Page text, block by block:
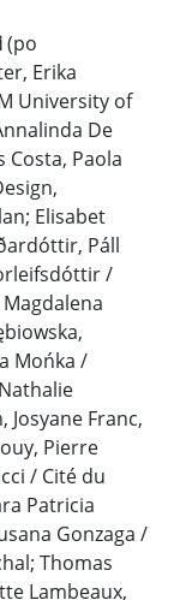
(po
Erika
University of
De
Costa, Paola
Elisabet
Páll
/
Mońka /
Franc,
Pierre
/ Cité du
Patricia
Gonzaga /
Thomas
Lambeaux,